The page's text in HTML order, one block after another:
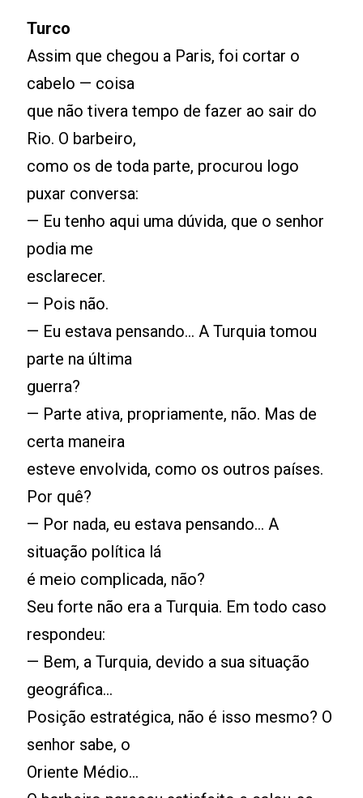
Turco
Assim que chegou a Paris, foi cortar o
cabelo — coisa
que não tivera tempo de fazer ao sair do
Rio. O barbeiro,
como os de toda parte, procurou logo
puxar conversa:
— Eu tenho aqui uma dúvida, que o senhor
podia me
esclarecer.
— Pois não.
— Eu estava pensando... A Turquia tomou
parte na última
guerra?
— Parte ativa, propriamente, não. Mas de
certa maneira
esteve envolvida, como os outros países.
Por quê?
— Por nada, eu estava pensando... A
situação política lá
é meio complicada, não?
Seu forte não era a Turquia. Em todo caso
respondeu:
— Bem, a Turquia, devido a sua situação
geográfica...
Posição estratégica, não é isso mesmo? O
senhor sabe, o
Oriente Médio...